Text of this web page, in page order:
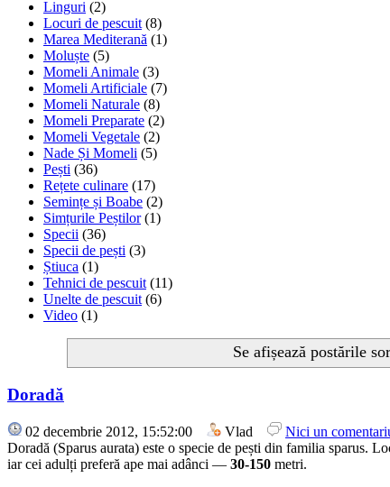
Linguri (2)
Locuri de pescuit (8)
Marea Mediterană (1)
Moluște (5)
Momeli Animale (3)
Momeli Artificiale (7)
Momeli Naturale (8)
Momeli Preparate (2)
Momeli Vegetale (2)
Nade Și Momeli (5)
Pești (36)
Rețete culinare (17)
Semințe și Boabe (2)
Simțurile Peștilor (1)
Specii (36)
Specii de pești (3)
Știuca (1)
Tehnici de pescuit (11)
Unelte de pescuit (6)
Video (1)
Se afișează postările
Doradă
02 decembrie 2012, 15:52:00 Vlad
Nici un
Doradă (Sparus aurata) este o specie de pești din familia sparus.
iar cei adulți preferă ape mai adânci — 30-150 metri.